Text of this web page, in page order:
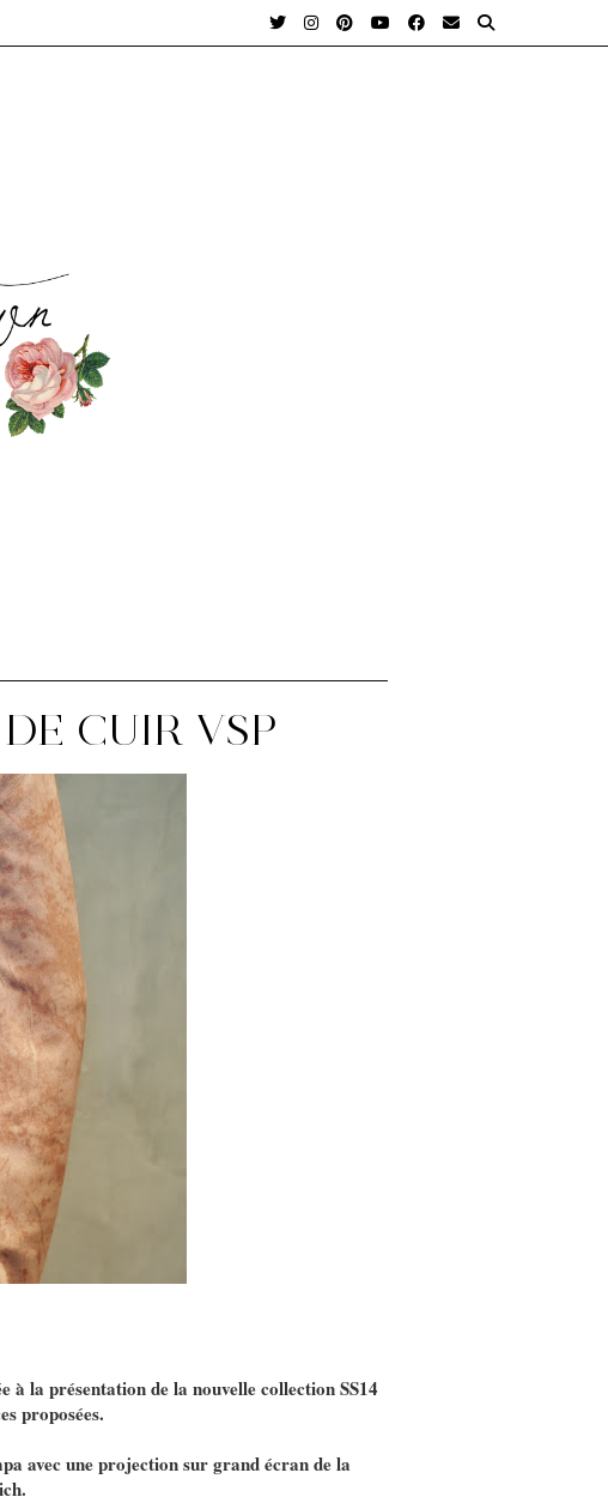
CUIR VSP
à la présentation de la nouvelle collection SS14
proposées.
avec une projection sur grand écran de la